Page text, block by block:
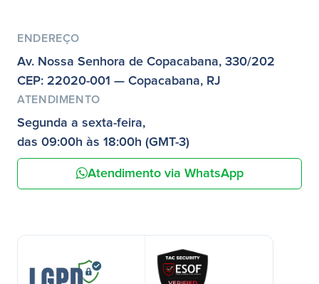
ENDEREÇO
Av. Nossa Senhora de Copacabana, 330/202
CEP: 22020-001 — Copacabana, RJ
ATENDIMENTO
Segunda a sexta-feira,
das 09:00h às 18:00h (GMT-3)
Atendimento via WhatsApp